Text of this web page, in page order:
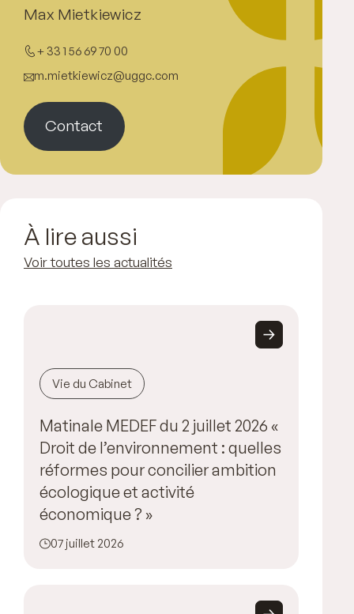
Max Mietkiewicz
+ 33 1 56 69 70 00
m.mietkiewicz@uggc.com
Contact
À lire aussi
Voir toutes les actualités
Vie du Cabinet
Matinale MEDEF du 2 juillet 2026 «
Droit de l’environnement : quelles
réformes pour concilier ambition
écologique et activité
économique ? »
07 juillet 2026